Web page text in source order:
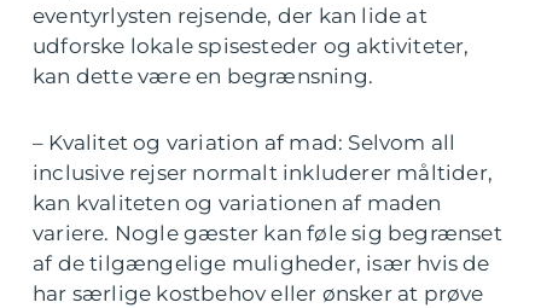
eventyrlysten rejsende, der kan lide at
udforske lokale spisesteder og aktiviteter,
kan dette være en begrænsning.
– Kvalitet og variation af mad: Selvom all
inclusive rejser normalt inkluderer måltider,
kan kvaliteten og variationen af maden
variere. Nogle gæster kan føle sig begrænset
af de tilgængelige muligheder, især hvis de
har særlige kostbehov eller ønsker at prøve